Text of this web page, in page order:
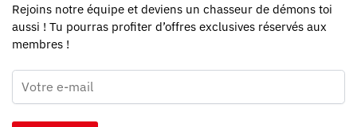
Rejoins notre équipe et deviens un chasseur de démons toi
aussi ! Tu pourras profiter d’offres exclusives réservés aux
membres !